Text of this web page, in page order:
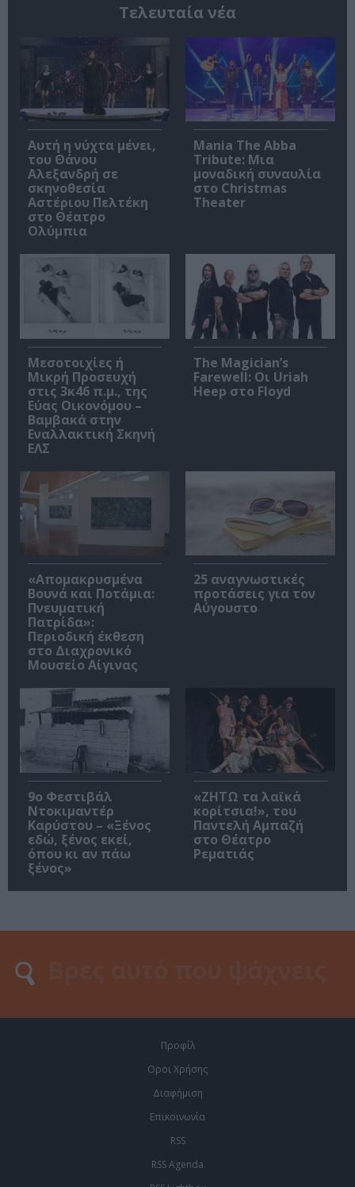
Τελευταία νέα
Αυτή η νύχτα μένει,
του Θάνου
Αλεξανδρή σε
σκηνοθεσία
Αστέριου Πελτέκη
στο Θέατρο
Ολύμπια
Mania The Abba
Tribute: Μια
μοναδική συναυλία
στο Christmas
Theater
Μεσοτοιχίες ή
Μικρή Προσευχή
στις 3κ46 π.μ., της
Εύας Οικονόμου –
Βαμβακά στην
Εναλλακτική Σκηνή
ΕΛΣ
The Magician’s
Farewell: Οι Uriah
Heep στο Floyd
«Απομακρυσμένα
Βουνά και Ποτάμια:
Πνευματική
Πατρίδα»:
Περιοδική έκθεση
στο Διαχρονικό
Μουσείο Αίγινας
25 αναγνωστικές
προτάσεις για τον
Αύγουστο
9ο Φεστιβάλ
Ντοκιμαντέρ
Καρύστου – «Ξένος
εδώ, ξένος εκεί,
όπου κι αν πάω
ξένος»
«ΖΗΤΩ τα λαϊκά
κορίτσια!», του
Παντελή Αμπαζή
στο Θέατρο
Ρεματιάς
Προφίλ
Οροι Χρήσης
Διαφήμιση
Επικοινωνία
RSS
RSS Agenda